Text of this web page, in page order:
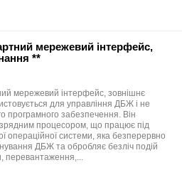
мережевий інтерфейс,
**
мережевий інтерфейс, зовнішнє
для управління ДБЖ і не
програмного забезпечення. Він
процесором, що працює під
операційної системи, яка безперервно
ДБЖ та обробляє безліч подій
перевантаження,...